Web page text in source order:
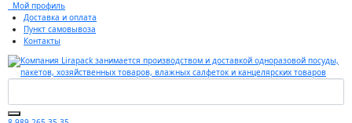
Мой профиль
Доставка и оплата
Пункт самовывоза
Контакты